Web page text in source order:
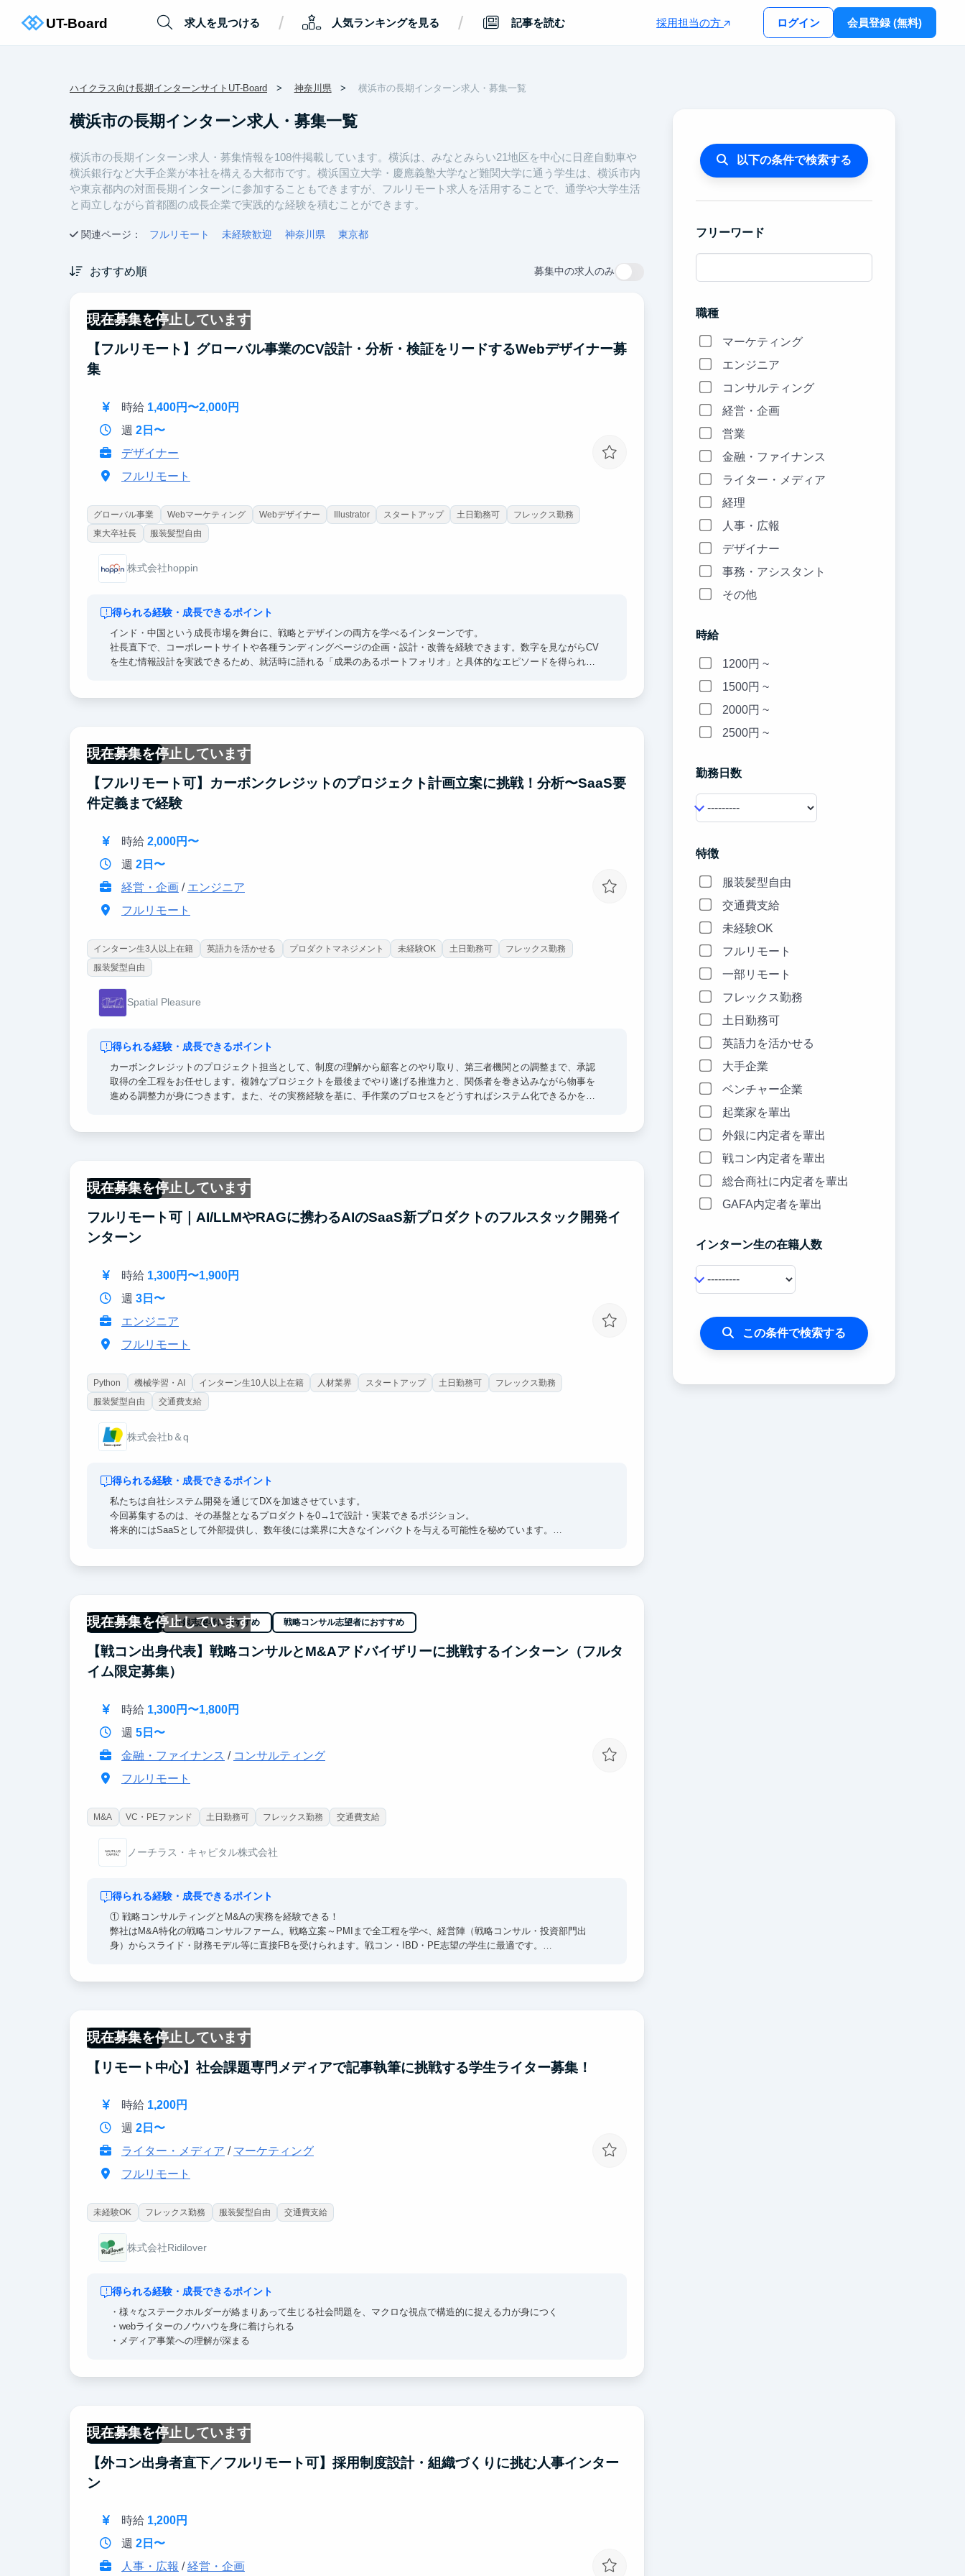
求人を見つける / 人気ランキングを見る / 記事を読む 採用担当の方 ログイン 会員登録 (無料)
ハイクラス向け長期インターンサイトUT-Board 神奈川県 横浜市の長期インターン求人・募集一覧
横浜市の長期インターン求人・募集一覧
横浜市の長期インターン求人・募集情報を108件掲載しています。横浜は、みなとみらい21地区を中心に日産自動車や
横浜銀行など大手企業が本社を構える大都市です。横浜国立大学・慶應義塾大学など難関大学に通う学生は、横浜市内
や東京都内の対面長期インターンに参加することもできますが、フルリモート求人を活用することで、通学や大学生活
と両立しながら首都圏の成長企業で実践的な経験を積むことができます。
関連ページ： フルリモート 未経験歓迎 神奈川県 東京都
おすすめ順 募集中の求人のみ
現在募集を停止しています
フルリモート
【フルリモート】グローバル事業のCV設計・分析・検証をリードするWebデザイナー募
集
時給 1,400円〜2,000円
週 2日〜
デザイナー
フルリモート
グローバル事業 Webマーケティング Webデザイナー Illustrator スタートアップ 土日勤務可
フレックス勤務
東大卒社長
服装髪型自由
株式会社hoppin
得られる経験・成長できるポイント
インド・中国という成長市場を舞台に、戦略とデザインの両方を学べるインターンです。
社長直下で、コーポレートサイトや各種ランディングページの企画・設計・改善を経験できます。数字を見ながらCV
を生む情報設計を実践できるため、就活時に語れる「成果のあるポートフォリオ」と具体的なエピソードを得られま
現在募集を停止しています
フルリモート
【フルリモート可】カーボンクレジットのプロジェクト計画立案に挑戦！分析〜SaaS要
件定義まで経験
時給 2,000円〜
週 2日〜
経営・企画/ エンジニア
フルリモート
インターン生3人以上在籍 英語力を活かせる プロダクトマネジメント 未経験OK 土日勤務可
フレックス勤務
服装髪型自由
Spatial Pleasure
得られる経験・成長できるポイント
カーボンクレジットのプロジェクト担当として、制度の理解から顧客とのやり取り、第三者機関との調整まで、承認
取得の全工程をお任せします。複雑なプロジェクトを最後までやり遂げる推進力と、関係者を巻き込みながら物事を
進める調整力が身につきます。また、その実務経験を基に、手作業のプロセスをどうすればシステム化できるかを考
現在募集を停止しています
フルリモート
フルリモート可｜AI/LLMやRAGに携わるAIのSaaS新プロダクトのフルスタック開発イ
ンターン
時給 1,300円〜1,900円
週 3日〜
エンジニア
フルリモート
Python 機械学習・AI インターン生10人以上在籍 人材業界 スタートアップ 土日勤務可
フレックス勤務
服装髪型自由
交通費支給
株式会社b＆q
得られる経験・成長できるポイント
私たちは自社システム開発を通じてDXを加速させています。
今回募集するのは、その基盤となるプロダクトを0→1で設計・実装できるポジション。
将来的にはSaaSとして外部提供し、数年後には業界に大きなインパクトを与える可能性を秘めています。
現在募集を停止しています
フルリモート 外銀志望者におすすめ 戦略コンサル志望者におすすめ
【戦コン出身代表】戦略コンサルとM&Aアドバイザリーに挑戦するインターン（フルタ
イム限定募集）
時給 1,300円〜1,800円
週 5日〜
金融・ファイナンス / コンサルティング
フルリモート
M&A VC・PEファンド 土日勤務可 フレックス勤務 交通費支給
ノーチラス・キャピタル株式会社
得られる経験・成長できるポイント
① 戦略コンサルティングとM&Aの実務を経験できる！
弊社はM&A特化の戦略コンサルファーム。戦略立案～PMIまで全工程を学べ、経営陣（戦略コンサル・投資部門出
身）からスライド・財務モデル等に直接FBを受けられます。戦コン・IBD・PE志望の学生に最適です。
現在募集を停止しています
フルリモート
【リモート中心】社会課題専門メディアで記事執筆に挑戦する学生ライター募集！
時給 1,200円
週 2日〜
ライター・メディア / マーケティング
フルリモート
未経験OK フレックス勤務 服装髪型自由 交通費支給
株式会社Ridilover
得られる経験・成長できるポイント
・様々なステークホルダーが絡まりあって生じる社会問題を、マクロな視点で構造的に捉える力が身につく
・webライターのノウハウを身に着けられる
・メディア事業への理解が深まる
現在募集を停止しています
フルリモート
【外コン出身者直下／フルリモート可】採用制度設計・組織づくりに挑む人事インター
ン
時給 1,200円
週 2日〜
人事・広報 /経営・企画
以下の条件で検索する
フリーワード
職種
マーケティング
エンジニア
コンサルティング
経営・企画
営業
金融・ファイナンス
ライター・メディア
経理
人事・広報
デザイナー
事務・アシスタント
その他
時給
1200円 ~
1500円 ~
2000円 ~
2500円 ~
勤務日数
特徴
服装髪型自由
交通費支給
未経験OK
フルリモート
一部リモート
フレックス勤務
土日勤務可
英語力を活かせる
大手企業
ベンチャー企業
起業家を輩出
外銀に内定者を輩出
戦コン内定者を輩出
総合商社に内定者を輩出
GAFA内定者を輩出
インターン生の在籍人数
この条件で検索する